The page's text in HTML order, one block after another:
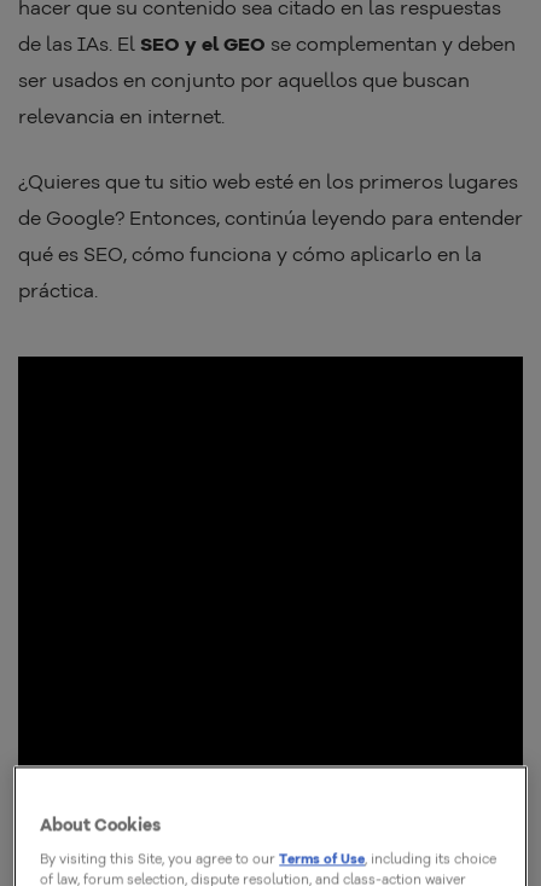
hacer que su contenido sea citado en las respuestas
de las IAs. El SEO y el GEO se complementan y deben
ser usados en conjunto por aquellos que buscan
relevancia en internet.
¿Quieres que tu sitio web esté en los primeros lugares
de Google? Entonces, continúa leyendo para entender
qué es SEO, cómo funciona y cómo aplicarlo en la
práctica.
About Cookies
By visiting this Site, you agree to ourTerms of Use, including its choice
of law, forum selection, dispute resolution, and class-action waiver